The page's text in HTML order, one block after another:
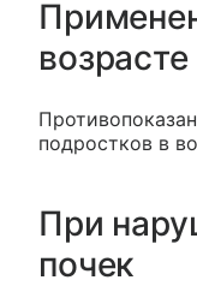
возрасте
подростков в
При
почек